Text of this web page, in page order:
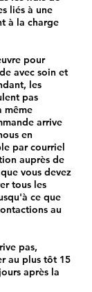
liés à une
à la charge
pour
avec soin et
les
pas
même
arrive
en
par courriel
auprès de
vous devez
tous les
ce que
au
pas,
au plus tôt 15
après la